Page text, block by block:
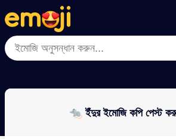
Menu
Close
Menu
Close
🐀 ইঁদুর ইমোজি কপি পেস্ট